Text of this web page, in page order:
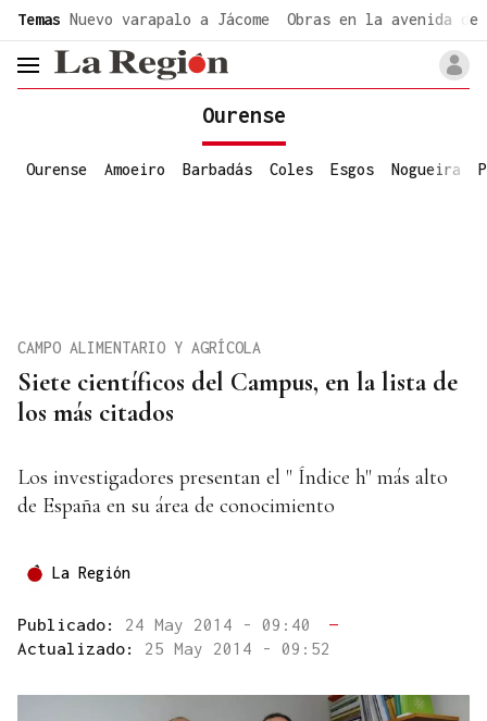
Temas Nuevo varapalo a Jácome Obras en la avenida de
header.menu.open
Ourense
Ourense Amoeiro Barbadás Coles Esgos Nogueira
Siete científicos del Campus, en la lista de
los más citados
CAMPO ALIMENTARIO Y AGRÍCOLA
Los investigadores presentan el " Índice h" más alto
de España en su área de conocimiento
La Región
Publicado: 24 May 2014 - 09:40
—
Actualizado: 25 May 2014 - 09:52